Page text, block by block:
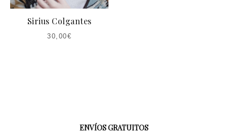
Sirius Colgantes
30,00€
ENVÍOS GRATUITOS